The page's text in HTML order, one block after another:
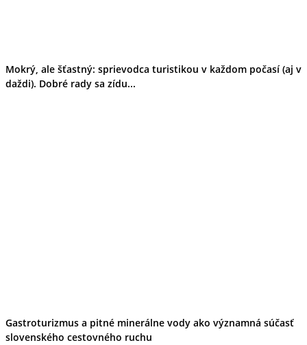
Mokrý, ale šťastný: sprievodca turistikou v každom počasí (aj v
daždi). Dobré rady sa zídu...
Gastroturizmus a pitné minerálne vody ako významná súčasť
slovenského cestovného ruchu